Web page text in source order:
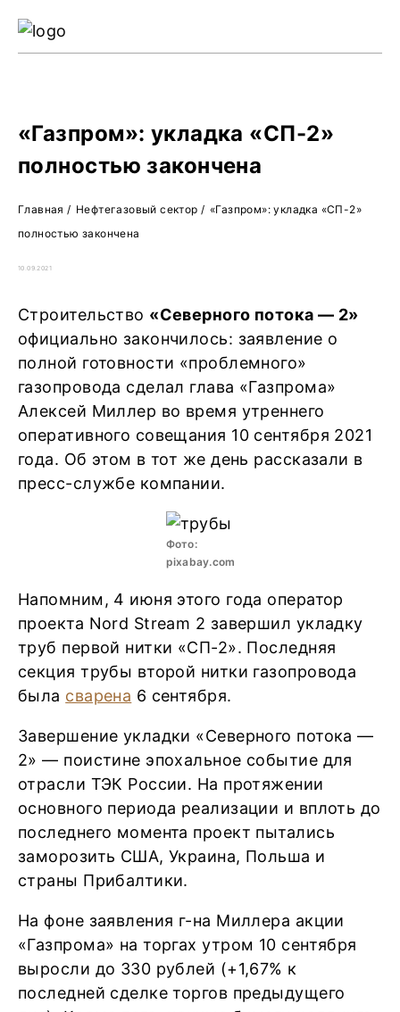
«Газпром»: укладка «СП-2»
полностью закончена
Главная / Нефтегазовый сектор/ «Газпром»: укладка «СП-2»
полностью закончена
10.09.2021
Строительство «Северного потока — 2»
официально закончилось: заявление о
полной готовности «проблемного»
газопровода сделал глава «Газпрома»
Алексей Миллер во время утреннего
оперативного совещания 10 сентября 2021
года. Об этом в тот же день рассказали в
пресс-службе компании.
Фото:
pixabay.com
Напомним, 4 июня этого года оператор
проекта Nord Stream 2 завершил укладку
труб первой нитки «СП-2». Последняя
секция трубы второй нитки газопровода
была сварена 6 сентября.
Завершение укладки «Северного потока —
2» — поистине эпохальное событие для
отрасли ТЭК России. На протяжении
основного периода реализации и вплоть до
последнего момента проект пытались
заморозить США, Украина, Польша и
страны Прибалтики.
На фоне заявления г-на Миллера акции
«Газпрома» на торгах утром 10 сентября
выросли до 330 рублей (+1,67% к
последней сделке торгов предыдущего